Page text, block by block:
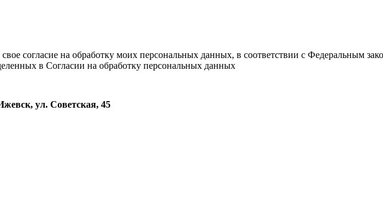
согласие на обработку моих персональных данных, в соответствии с Федеральным
в Согласии на обработку персональных данных
ул. Советская, 45